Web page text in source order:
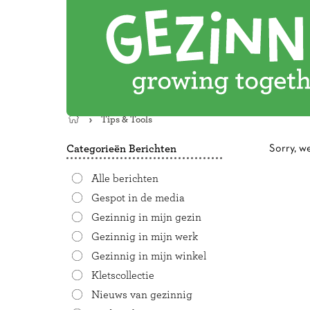
Terug
de
Tips & Tools
Categorieën Berichten
Alle berichten
Gespot in de media
Gezinnig in mijn gezin
Gezinnig in mijn werk
Gezinnig in mijn winkel
Kletscollectie
Nieuws van gezinnig
Sorry,